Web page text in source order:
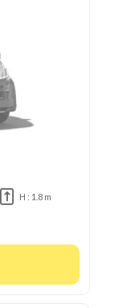
H : 1.8 m